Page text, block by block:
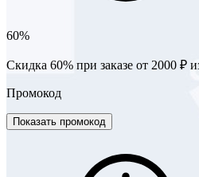
60%
Скидка 60% при заказе от 2000 ₽
Промокод
Показать промокод